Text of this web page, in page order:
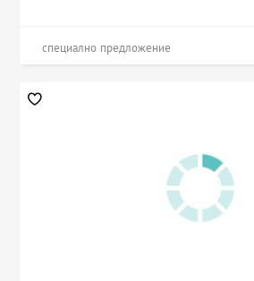
специално предложение